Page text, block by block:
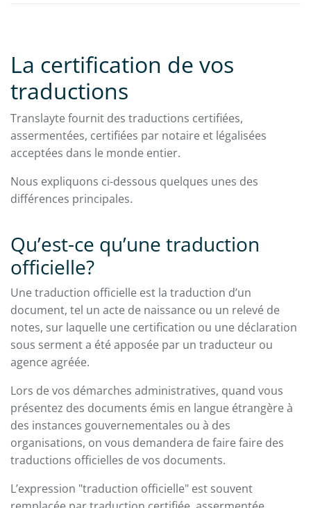
La certification de vos
traductions
Translayte fournit des traductions certifiées,
assermentées, certifiées par notaire et légalisées
acceptées dans le monde entier.
Nous expliquons ci-dessous quelques unes des
différences principales.
Qu’est-ce qu’une traduction
officielle?
Une traduction officielle est la traduction d’un
document, tel un acte de naissance ou un relevé de
notes, sur laquelle une certification ou une déclaration
sous serment a été apposée par un traducteur ou
agence agréée.
Lors de vos démarches administratives, quand vous
présentez des documents émis en langue étrangère à
des instances gouvernementales ou à des
organisations, on vous demandera de faire faire des
traductions officielles de vos documents.
L’expression "traduction officielle" est souvent